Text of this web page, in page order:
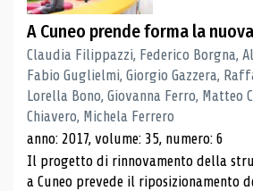
A Cuneo prende forma la
Claudia Filippazzi, Federico Borgna,
Fabio Guglielmi, Giorgio Gazzera,
Lorella Bono, Giovanna Ferro, Matteo
Chiavero, Michela Ferrero
anno: 2017, volume: 35, numero: 6
Il progetto di rinnovamento della
a Cuneo prevede il riposizionamento